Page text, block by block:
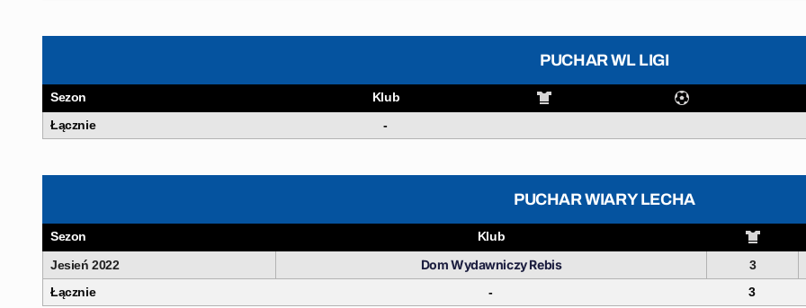
PUCHAR WL LIGI
Sezon
Klub
Łącznie
-
PUCHAR WIARY LECHA
Sezon
Klub
Jesień 2022
Dom Wydawniczy Rebis 3
Łącznie
- 3